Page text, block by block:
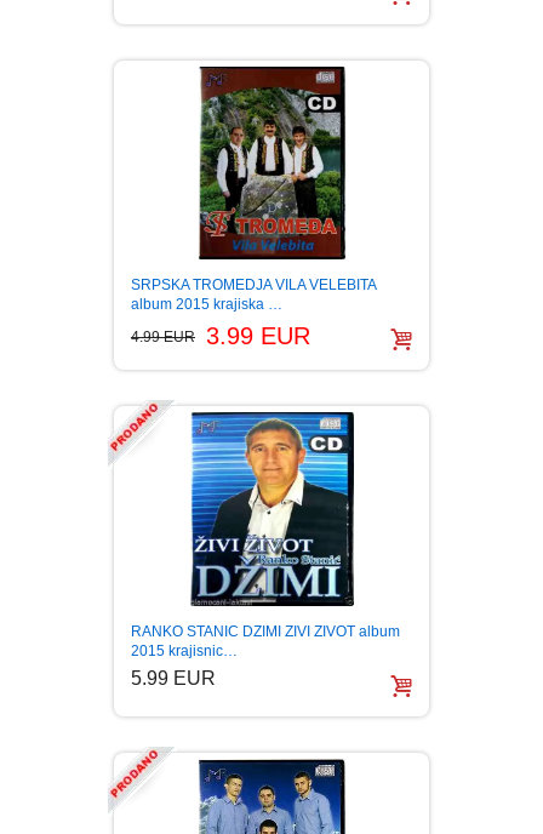
SRPSKA TROMEDJA VILA VELEBITA
album 2015 krajiska …
4.99 EUR
3.99 EUR
RANKO STANIC DZIMI ZIVI ZIVOT album
2015 krajisnic…
5.99 EUR